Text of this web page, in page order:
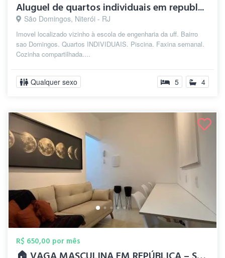
Aluguel de quartos individuais em republ...
São Domingos, Niterói - RJ
Imovel localizado vizinho à escola de engenharia da uff. Bairro
sao Domingos. Quartos INDIVIDUAIS. Piscina. Faxina semanal.
Cozinha compartilhada....
Qualquer sexo 5 4
R$ 650,00 por mês